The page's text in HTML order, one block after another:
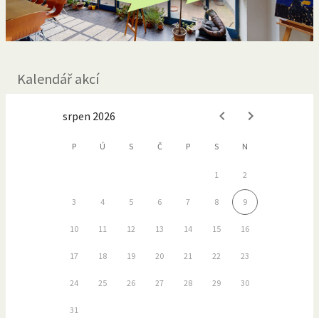
Kalendář akcí
srpen 2026
P Ú S Č P S N
1 2
3 4 5 6 7 8 9
10 11 12 13 14 15 16
17 18 19 20 21 22 23
24 25 26 27 28 29 30
31